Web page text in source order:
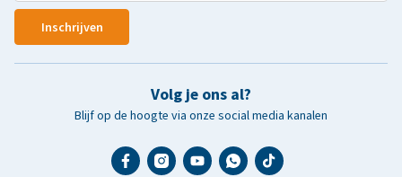
Inschrijven
Volg je ons al?
Blijf op de hoogte via onze social media kanalen